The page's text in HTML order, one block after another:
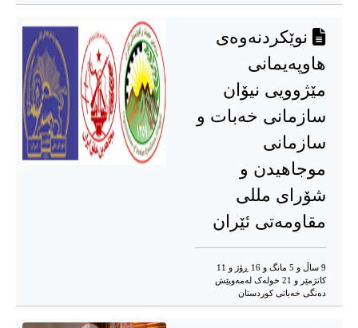
نوێکردنه‌وه‌ی
هاوپه‌یمانی
مێژوویی نیۆان
سازمانی خه‌بات و
سازمانی
موجاهیدن و
شۆرای مللی
مقاومه‌تی ئێران
9 ساڵ و 5 مانگ و 16 ڕۆژ و 11
کاتژمێر و 21 خوله‌ک له‌مه‌وپێش‌
دەنگی خەباتی کوردستان